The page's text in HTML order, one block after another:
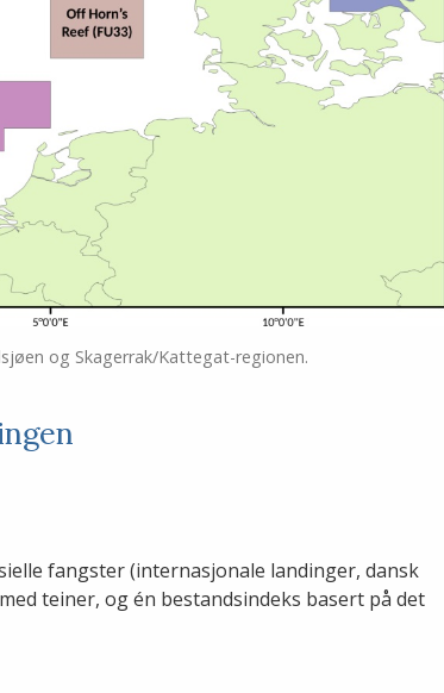
og Skagerrak/Kattegat-regionen.
fangster (internasjonale landinger, dansk
teiner, og én bestandsindeks basert på det